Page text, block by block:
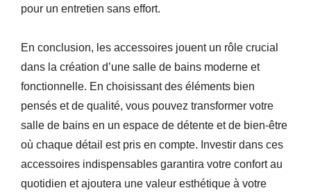
pour un entretien sans effort.
En conclusion, les accessoires jouent un rôle crucial
dans la création d’une salle de bains moderne et
fonctionnelle. En choisissant des éléments bien
pensés et de qualité, vous pouvez transformer votre
salle de bains en un espace de détente et de bien-être
où chaque détail est pris en compte. Investir dans ces
accessoires indispensables garantira votre confort au
quotidien et ajoutera une valeur esthétique à votre